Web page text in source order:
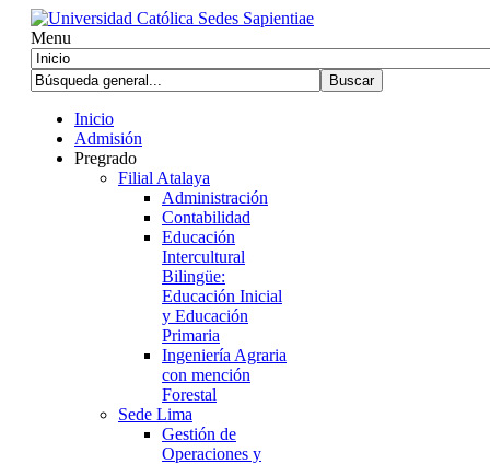
Menu
Inicio
Admisión
Pregrado
Filial Atalaya
Administración
Contabilidad
Educación
Intercultural
Bilingüe:
Educación Inicial
y Educación
Primaria
Ingeniería Agraria
con mención
Forestal
Sede Lima
Gestión de
Operaciones y